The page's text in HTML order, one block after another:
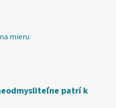
mieru
patrí k